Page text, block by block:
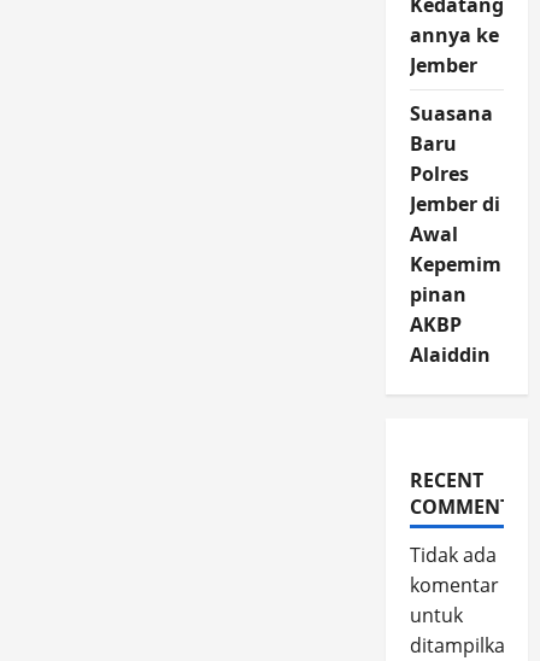
annya ke
Jember
Suasana
Baru
Polres
Jember di
Awal
Kepemim
pinan
AKBP
Alaiddin
RECENT
COMMENTS
Tidak ada
komentar
untuk
ditampilkan.